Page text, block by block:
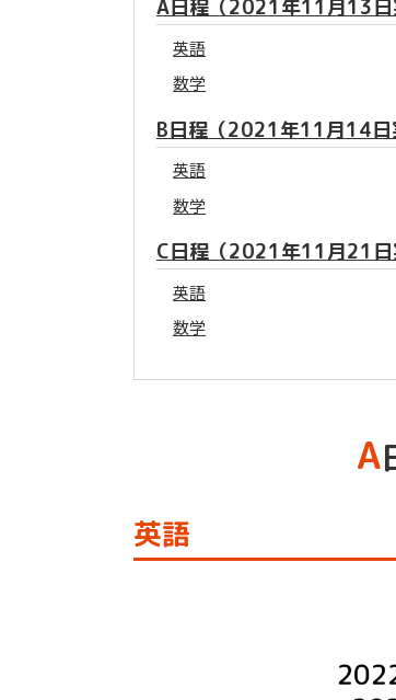
A日程（2021年11月13日
英語
数学
B日程（2021年11月14日
英語
数学
C日程（2021年11月21日
英語
数学
A
英語